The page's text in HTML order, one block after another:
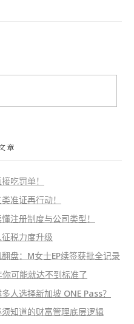
章
吃罚单！
准证再行动！
注册制度与公司类型！
税力度升级
盘：M女士EP续签获批全记录
可能就达不到标准了
人选择新加坡 ONE Pass？
知道的财富管理底层逻辑